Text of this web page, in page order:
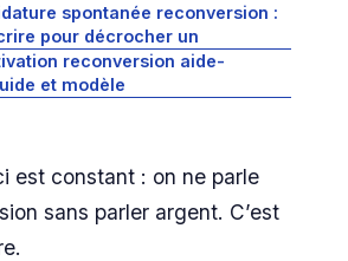
spontanée reconversion :
pour décrocher un
reconversion aide-
et modèle
est constant : on ne parle
sans parler argent. C’est